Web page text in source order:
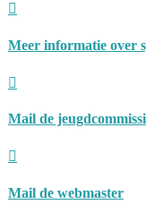

Meer informatie over

Mail de

Mail de webmaster